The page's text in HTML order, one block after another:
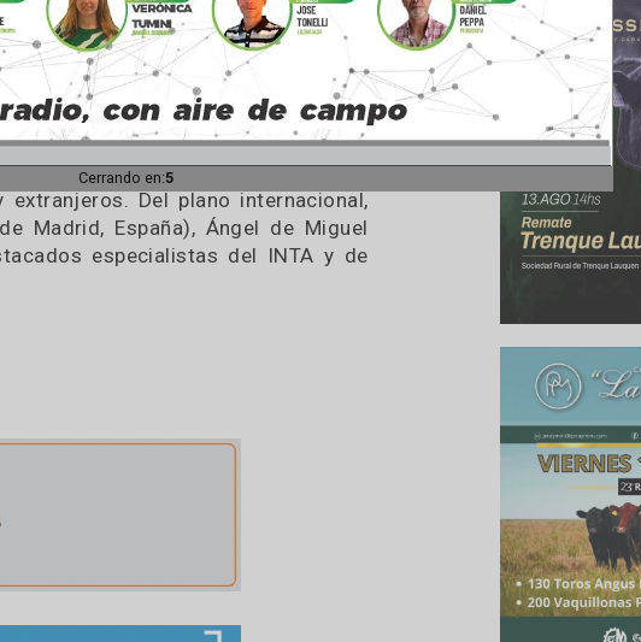
del INTA en Manfredi es uno de los centros
a escala nacional y de referencia para
de actores institucionales, públicos y
a expandir la superficie irrigada en la
Internacional de Riego, que llevará a
en la Estación Agropecuaria de INTA
la reunión contará con auditorios de
con riego, resultados nacionales e
alternativas aplicadas a la tecnología
Además, habrá una exposición
y extranjeros. Del plano internacional,
de Madrid, España), Ángel de Miguel